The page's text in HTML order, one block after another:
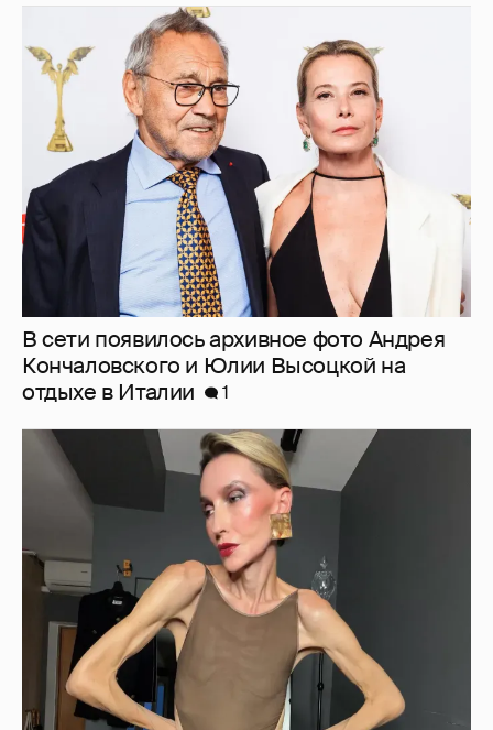
В сети появилось архивное фото Андрея
Кончаловского и Юлии Высоцкой на
отдыхе в Италии
1